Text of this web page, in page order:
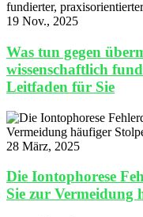
19 Nov., 2025
Was tun gegen
wissenschaftlich
Leitfaden für Sie
28 März, 2025
Die Iontophorese
Sie zur Vermeidung